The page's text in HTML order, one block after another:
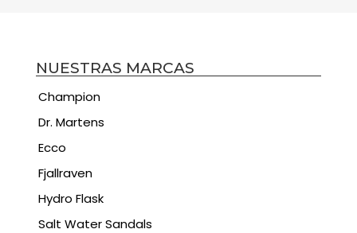
NUESTRAS MARCAS
Champion
Dr. Martens
Ecco
Fjallraven
Hydro Flask
Salt Water Sandals